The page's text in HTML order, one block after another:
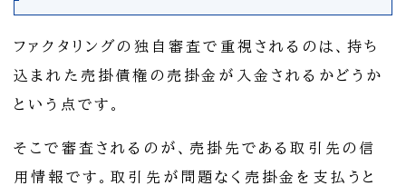
ファクタリングの独自審査で重視されるのは、持ち
込まれた売掛債権の売掛金が入金されるかどうか
という点です。
そこで審査されるのが、売掛先である取引先の信
用情報です。取引先が問題なく売掛金を支払うと